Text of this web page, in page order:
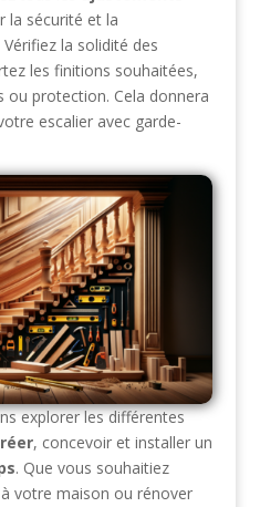
la sécurité et la
la solidité des
les finitions souhaitées,
ou protection. Cela donnera
escalier avec garde-
explorer les différentes
, concevoir et installer un
. Que vous souhaitiez
votre maison ou rénover